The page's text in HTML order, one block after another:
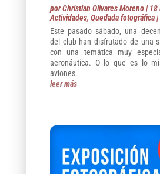
porChristian Olivares Moreno|18
Actividades, Quedada fotográfica|
Este pasado sábado, una
del club han disfrutado de una
con una temática muy
aeronáutica. O lo que es lo
aviones.
leer más